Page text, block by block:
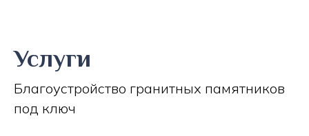
Услуги
Благоустройство гранитных памятников
под ключ